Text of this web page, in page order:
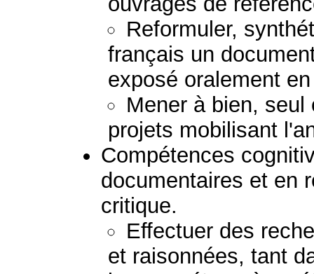
Reformuler,
français un
exposé oralement
Mener à bien,
projets mobilisant
Compétences
documentaires et en
critique.
Effectuer des
et raisonnées, tant